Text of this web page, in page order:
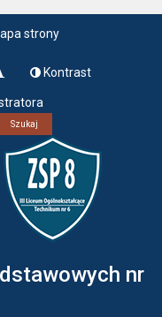
strony
Kontrast
nr